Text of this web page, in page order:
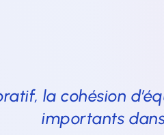
la cohésion
importants